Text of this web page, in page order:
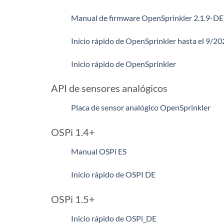
Manual de firmware OpenSprinkler 2.1.9-DE
Inicio rápido de OpenSprinkler hasta el 9/
Inicio rápido de OpenSprinkler
API de sensores analógicos
Placa de sensor analógico OpenSprinkler
OSPi 1.4+
Manual OSPi ES
Inicio rápido de OSPI DE
OSPi 1.5+
Inicio rápido de OSPi_DE